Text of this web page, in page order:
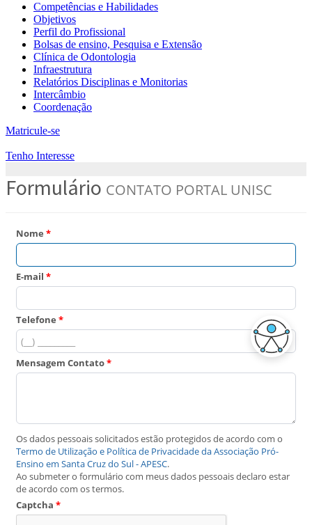
Competências e Habilidades
Objetivos
Perfil do Profissional
Bolsas de ensino, Pesquisa e Extensão
Clínica de Odontologia
Infraestrutura
Relatórios Disciplinas e Monitorias
Intercâmbio
Coordenação
Matricule-se
Tenho Interesse